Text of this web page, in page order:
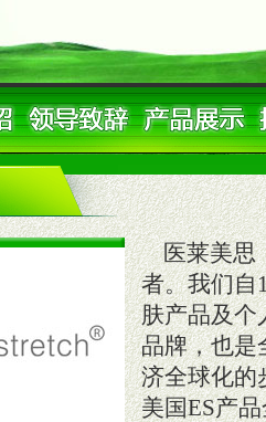
医莱美思
者。我们自
肤产品及个
品牌，也
济全球化的
美国ES产